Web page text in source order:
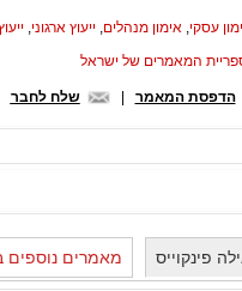
עסקי, אימון מנהלים, ייעוץ ארגוני,
הדפסת המאמר שלח לחבר
פינקוייס מאמרים נוספים